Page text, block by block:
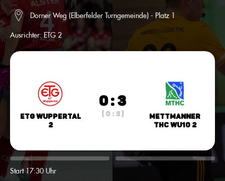
Dorner Weg (Elberfelder Turngemeinde) - Platz 1
Ausrichter:ETG 2
ETG Wuppertal
2
0 : 3
( 0 : 3 )
Mettmanner
THC wU10 2
Start 17:30 Uhr